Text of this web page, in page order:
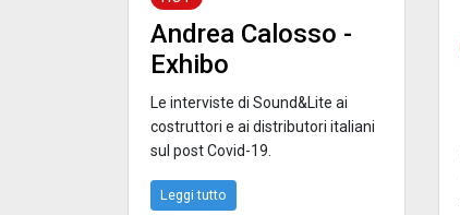
Andrea Calosso -
Exhibo
Le interviste di Sound&Lite ai
costruttori e ai distributori italiani
sul post Covid-19.
Leggi tutto